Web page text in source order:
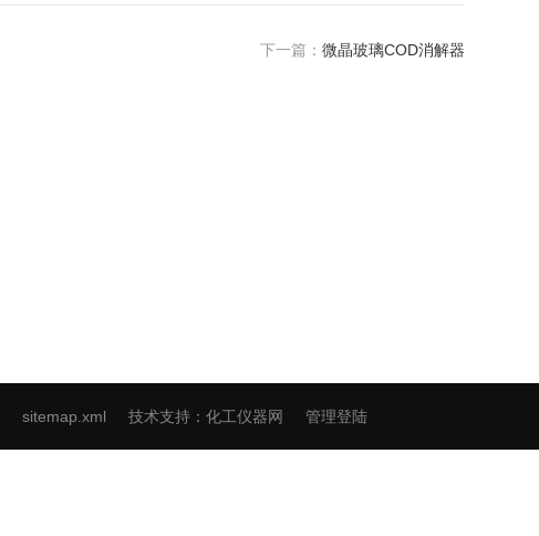
下一篇： 微晶玻璃COD消解器
sitemap.xml 技术支持： 化工仪器网 管理登陆